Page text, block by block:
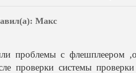
Макс
проблемы с флешплеером
проверки системы